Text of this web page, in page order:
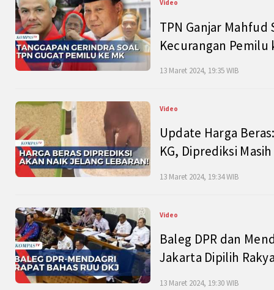
Video
TPN Ganjar Mahfud
Kecurangan Pemilu
13 Maret 2024, 19:35 WIB
Video
Update Harga
KG, Diprediksi
13 Maret 2024, 19:34 WIB
Video
Baleg DPR dan
Jakarta Dipilih
13 Maret 2024, 19:30 WIB